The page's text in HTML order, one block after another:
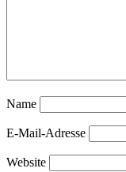
Name
E-Mail-Adresse
Website